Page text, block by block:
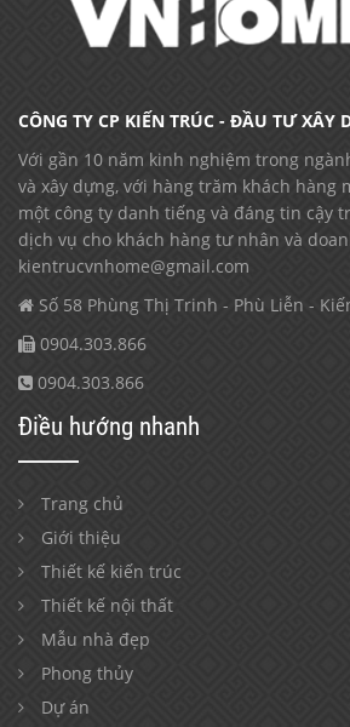
CÔNG TY CP KIẾN TRÚC - ĐẦU TƯ XÂY
Với gần 10 năm kinh nghiệm trong
và xây dựng, với hàng trăm khách hàng
một công ty danh tiếng và đáng tin cậy
dịch vụ cho khách hàng tư nhân và
kientrucvnhome@gmail.com
Số 58 Phùng Thị Trinh - Phù Liễn -
0904.303.866
0904.303.866
Điều hướng nhanh
Trang chủ
Giới thiệu
Thiết kế kiến trúc
Thiết kế nội thất
Mẫu nhà đẹp
Phong thủy
Dự án